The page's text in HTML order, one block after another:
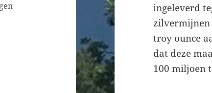
ingeleverd
zilvermijnen
troy ounce
dat deze
100 miljoen